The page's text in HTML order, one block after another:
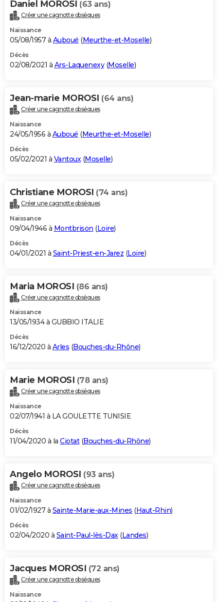
Daniel MOROSI (63 ans)
Créer une cagnotte obsèques
Naissance
05/08/1957 à Auboué (Meurthe-et-Moselle)
Décès
02/08/2021 à Ars-Laquenexy(Moselle)
Jean-marie MOROSI (64 ans)
Créer une cagnotte obsèques
Naissance
24/05/1956 à Auboué (Meurthe-et-Moselle)
Décès
05/02/2021 à Vantoux(Moselle)
Christiane MOROSI (74 ans)
Créer une cagnotte obsèques
Naissance
09/04/1946 à Montbrison (Loire)
Décès
04/01/2021 à Saint-Priest-en-Jarez (Loire)
Maria MOROSI (86 ans)
Créer une cagnotte obsèques
Naissance
13/05/1934 à GUBBIO ITALIE
Décès
16/12/2020 à Arles (Bouches-du-Rhône)
Marie MOROSI (78 ans)
Créer une cagnotte obsèques
Naissance
02/07/1941 à LA GOULETTE TUNISIE
Décès
11/04/2020 à la Ciotat(Bouches-du-Rhône)
Angelo MOROSI (93 ans)
Créer une cagnotte obsèques
Naissance
01/02/1927 à Sainte-Marie-aux-Mines (Haut-Rhin)
Décès
02/04/2020 à Saint-Paul-lès-Dax(Landes)
Jacques MOROSI (72 ans)
Créer une cagnotte obsèques
Naissance